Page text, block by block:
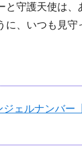
と守護天使は、
に、いつも見守
ジェルナンバー